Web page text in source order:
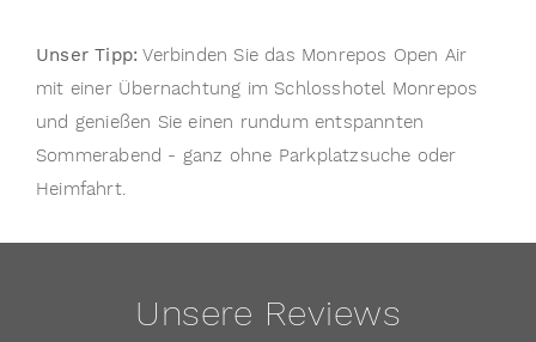
soziale Medien, Werbung und Analysen weiter. Unsere
Partner führen diese Informationen möglicherweise mit
weiteren Daten zusammen, die Sie ihnen bereitgestellt
haben oder die sie im Rahmen Ihrer Nutzung der Dienste
gesammelt haben.
Unser Tipp: Verbinden Sie das Monrepos Open Air
mit einer Übernachtung im Schlosshotel Monrepos
und genießen Sie einen rundum entspannten
Sommerabend - ganz ohne Parkplatzsuche oder
Heimfahrt.
Unsere Reviews